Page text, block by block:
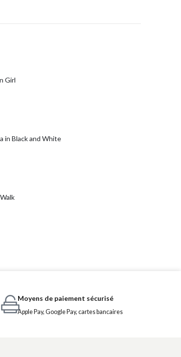
Girl
in Black and White
Moyens de paiement sécurisé
Apple Pay, Google Pay, cartes bancaires